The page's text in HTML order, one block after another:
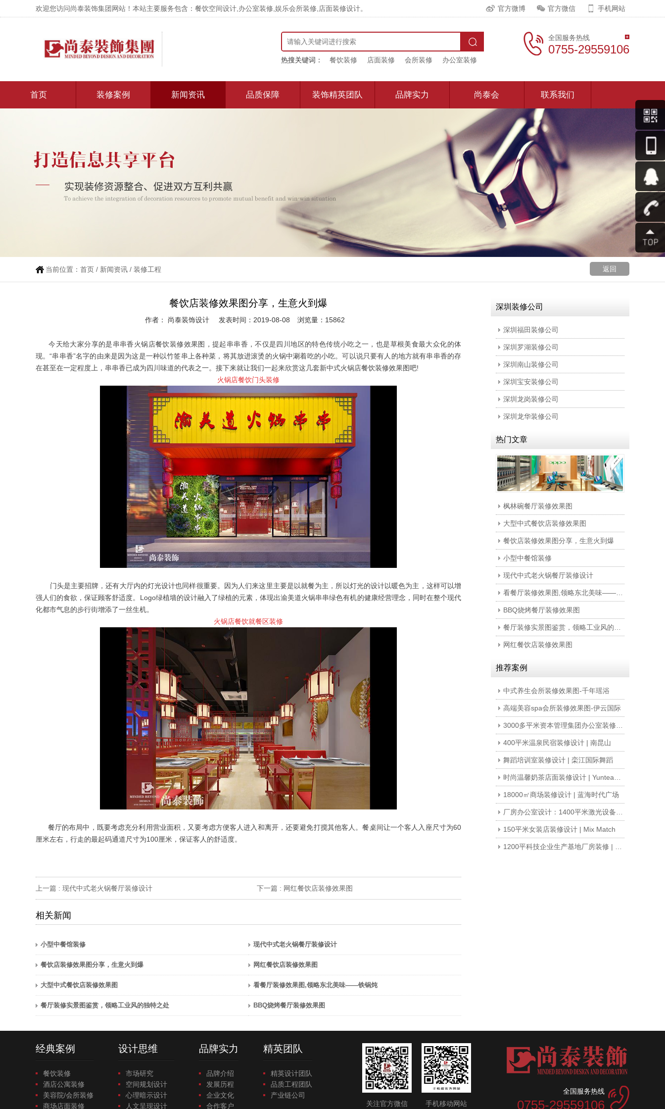
欢迎您访问尚泰装饰集团网站！本站主要服务包含：餐饮空间设计,办公室装修,娱乐会所装修,店面装修设计。 官方微博 官方微信 手机网站
热搜关键词： 餐饮装修 店面装修 会所装修 办公室装修
全国服务热线
0755-29559106
首页 装修案例 新闻资讯 品质保障 装饰精英团队 品牌实力 尚泰会 联系我们
返回
当前位置： 首页 / 新闻资讯 / 装修工程
餐饮店装修效果图分享，生意火到爆
作者： 尚泰装饰设计 发表时间：2019-08-08 浏览量：15862
今天给大家分享的是串串香火锅店餐饮装修效果图，提起串串香，不仅是四川地区的特色传统小吃之一，也是草根美食最大众化的体
现。“串串香”名字的由来是因为这是一种以竹签串上各种菜，将其放进滚烫的火锅中涮着吃的小吃。可以说只要有人的地方就有串串香的存
在甚至在一定程度上，串串香已成为四川味道的代表之一。接下来就让我们一起来欣赏这几套新中式火锅店餐饮装修效果图吧!
火锅店餐饮门头装修
门头是主要招牌，还有大厅内的灯光设计也同样很重要。因为人们来这里主要是以就餐为主，所以灯光的设计以暖色为主，这样可以增
强人们的食欲，保证顾客舒适度。 Logo绿植墙的设计融入了绿植的元素，体现出渝美道火锅串串绿色有机的健康经营理念，同时在整个现代
化都市气息的步行街增添了一丝生机。
火锅店餐饮就餐区装修
餐厅的布局中，既要考虑充分利用营业面积，又要考虑方便客人进入和离开，还要避免打搅其他客人。餐桌间让一个客人入座尺寸为60
厘米左右，行走的最起码通道尺寸为100厘米，保证客人的舒适度。
上一篇 : 现代中式老火锅餐厅装修设计 下一篇 : 网红餐饮店装修效果图
相关新闻
小型中餐馆装修 现代中式老火锅餐厅装修设计
餐饮店装修效果图分享，生意火到爆 网红餐饮店装修效果图
大型中式餐饮店装修效果图 看餐厅装修效果图,领略东北美味——铁锅炖
餐厅装修实景图鉴赏，领略工业风的独特之处 BBQ烧烤餐厅装修效果图
深圳装修公司
深圳福田装修公司
深圳罗湖装修公司
深圳南山装修公司
深圳宝安装修公司
深圳龙岗装修公司
深圳龙华装修公司
热门文章
枫林碗餐厅装修效果图
大型中式餐饮店装修效果图
餐饮店装修效果图分享，生意火到爆
小型中餐馆装修
现代中式老火锅餐厅装修设计
看餐厅装修效果图,领略东北美味——铁锅炖
BBQ烧烤餐厅装修效果图
餐厅装修实景图鉴赏，领略工业风的独特之处
网红餐饮店装修效果图
推荐案例
中式养生会所装修效果图-千年瑶浴
高端美容spa会所装修效果图-伊云国际
3000多平米资本管理集团办公室装修 | 新富资本
400平米温泉民宿装修设计 | 南昆山
舞蹈培训室装修设计 | 栾江国际舞蹈
时尚温馨奶茶店面装修设计 | Yuntea皇茶
18000㎡商场装修设计 | 蓝海时代广场
厂房办公室设计：1400平米激光设备公司东莞办公楼厂房办公室装修
150平米女装店装修设计 | Mix Match
1200平科技企业生产基地厂房装修 | 纽戴尔集团
经典案例
餐饮装修
酒店公寓装修
美容院/会所装修
商场店面装修
设计思维
市场研究
空间规划设计
心理暗示设计
人文呈现设计
品牌实力
品牌介绍
发展历程
企业文化
合作客户
精英团队
精英设计团队
品质工程团队
产业链公司
关注官方微信
手机移动网站
全国服务热线
0755-29559106